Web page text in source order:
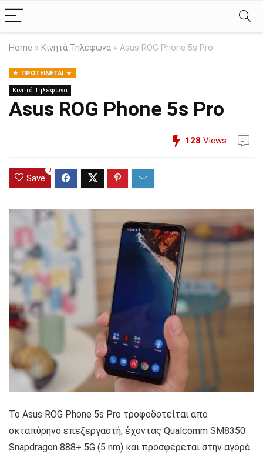
Home » Κινητά Τηλέφωνα » Asus ROG Phone 5s Pro
ΠΡΟΤΕΊΝΕΤΑΙ
Κινητά Τηλέφωνα
Asus ROG Phone 5s Pro
128 Views
Save
0
Το Asus ROG Phone 5s Pro τροφοδοτείται από
οκταπύρηνο επεξεργαστή, έχοντας Qualcomm SM8350
Snapdragon 888+ 5G (5 nm) και προσφέρεται στην αγορά